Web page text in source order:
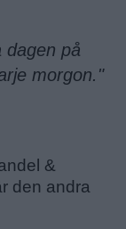
dagen på
morgon."
&
den andra